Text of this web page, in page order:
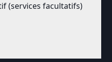
(services facultatifs)